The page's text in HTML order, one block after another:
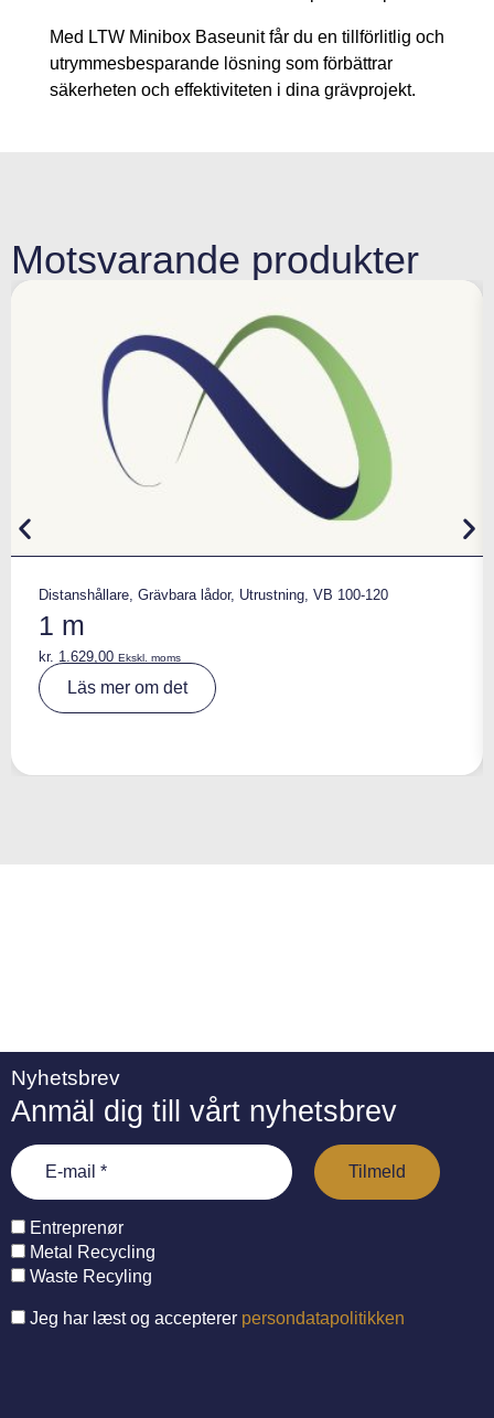
Med LTW Minibox Baseunit får du en tillförlitlig och
utrymmesbesparande lösning som förbättrar
säkerheten och effektiviteten i dina grävprojekt.
Motsvarande produkter
Distanshållare, Grävbara lådor, Utrustning, VB 100-120
1 m
kr. 1.629,00 Ekskl. moms
Läs mer om det
ti
Nyhetsbrev
Anmäl dig till vårt nyhetsbrev
Entreprenør
Metal Recycling
Waste Recyling
Jeg har læst og accepterer persondatapolitikken